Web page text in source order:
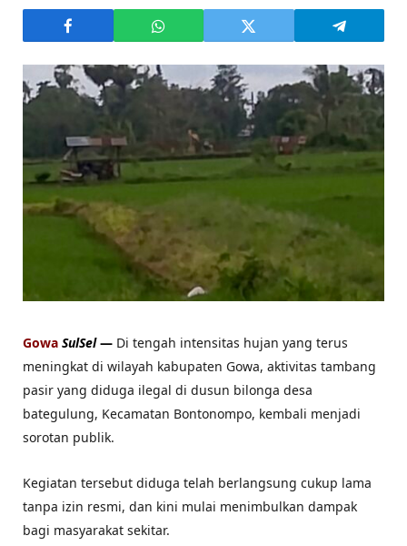
Gowa SulSel— Di tengah intensitas hujan yang terus
meningkat di wilayah kabupaten Gowa, aktivitas tambang
pasir yang diduga ilegal di dusun bilonga desa
bategulung, Kecamatan Bontonompo, kembali menjadi
sorotan publik.
Kegiatan tersebut diduga telah berlangsung cukup lama
tanpa izin resmi, dan kini mulai menimbulkan dampak
bagi masyarakat sekitar.